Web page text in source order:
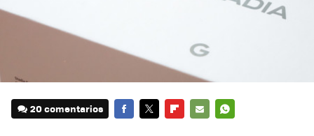
20 comentarios